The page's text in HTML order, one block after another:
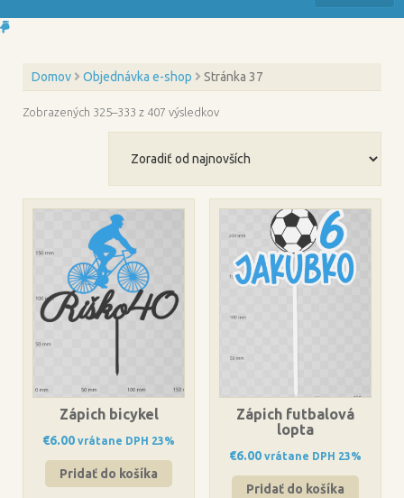
Domov Objednávka e-shop Stránka 37
Zobrazených 325–333 z 407 výsledkovZoradené
Zápich bicykel
€6.00 vrátane DPH 23%
Pridať do košíka
Zápich futbalová
lopta
€6.00 vrátane DPH 23%
Pridať do košíka